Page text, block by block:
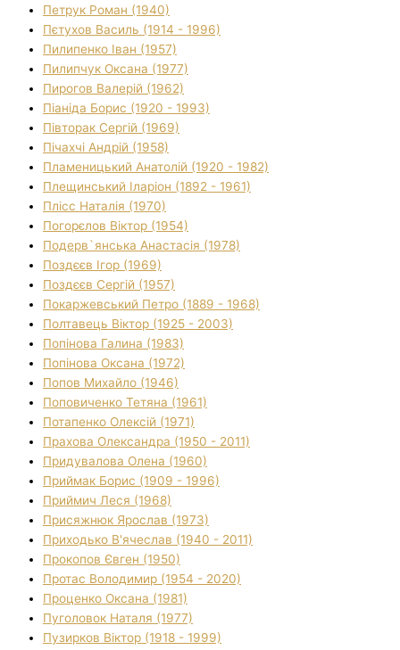
Петрук Роман (1940)
Пєтухов Василь (1914 - 1996)
Пилипенко Іван (1957)
Пилипчук Оксана (1977)
Пирогов Валерій (1962)
Піаніда Борис (1920 - 1993)
Півторак Сергій (1969)
Пічахчі Андрій (1958)
Пламеницький Анатолій (1920 - 1982)
Плещинський Іларіон (1892 - 1961)
Плісс Наталія (1970)
Погорєлов Віктор (1954)
Подерв`янська Анастасія (1978)
Поздєєв Ігор (1969)
Поздєєв Сергій (1957)
Покаржевський Петро (1889 - 1968)
Полтавець Віктор (1925 - 2003)
Попінова Галина (1983)
Попінова Оксана (1972)
Попов Михайло (1946)
Поповиченко Тетяна (1961)
Потапенко Олексій (1971)
Прахова Олександра (1950 - 2011)
Придувалова Олена (1960)
Приймак Борис (1909 - 1996)
Приймич Леся (1968)
Присяжнюк Ярослав (1973)
Приходько В'ячеслав (1940 - 2011)
Прокопов Євген (1950)
Протас Володимир (1954 - 2020)
Проценко Оксана (1981)
Пуголовок Наталя (1977)
Пузирков Віктор (1918 - 1999)